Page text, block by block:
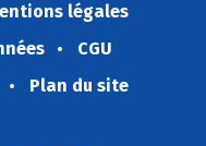
légales
CGU
Plan du site